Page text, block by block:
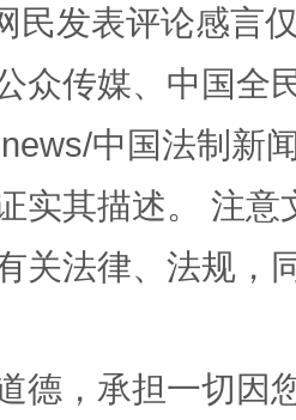
民发表评论感言
众传媒、中国全
中国法制新
实其描述。 注
关法律、法规，
德，承担一切因